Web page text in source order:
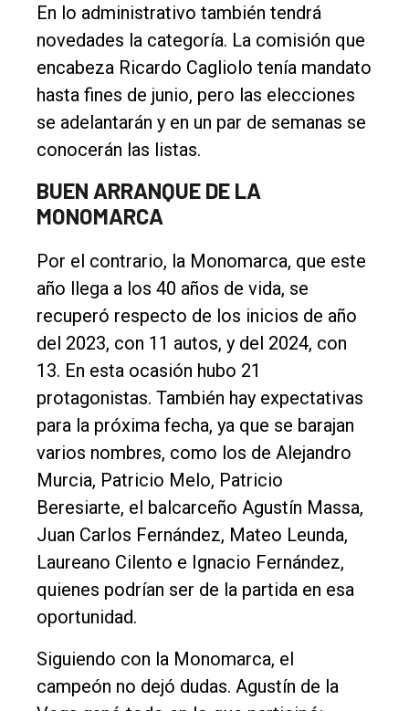
Cultura
Entrevistas
Rural
Deportes
Fúnebres
Edición
Empresa
Nosotros
Contacto
En lo administrativo también tendrá
novedades la categoría. La comisión que
encabeza Ricardo Cagliolo tenía mandato
hasta fines de junio, pero las elecciones
se adelantarán y en un par de semanas se
conocerán las listas.
BUEN ARRANQUE DE LA
MONOMARCA
Por el contrario, la Monomarca, que este
año llega a los 40 años de vida, se
recuperó respecto de los inicios de año
del 2023, con 11 autos, y del 2024, con
13. En esta ocasión hubo 21
protagonistas. También hay expectativas
para la próxima fecha, ya que se barajan
varios nombres, como los de Alejandro
Murcia, Patricio Melo, Patricio
Beresiarte, el balcarceño Agustín Massa,
Juan Carlos Fernández, Mateo Leunda,
Laureano Cilento e Ignacio Fernández,
quienes podrían ser de la partida en esa
oportunidad.
Siguiendo con la Monomarca, el
campeón no dejó dudas. Agustín de la